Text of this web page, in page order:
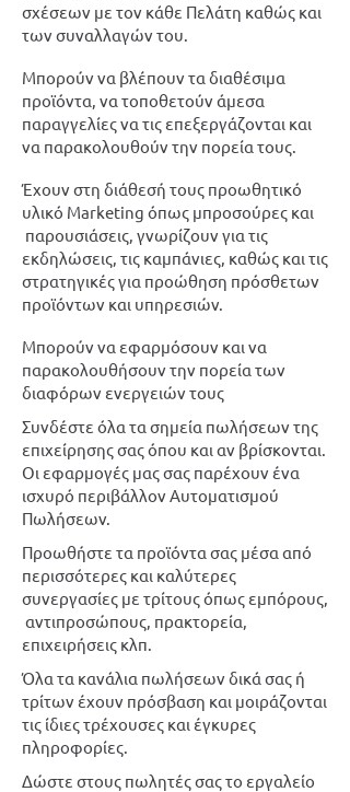
σχέσεων με τον κάθε Πελάτη καθώς και
των συναλλαγών του.
Μπορούν να βλέπουν τα διαθέσιμα
προϊόντα, να τοποθετούν άμεσα
παραγγελίες να τις επεξεργάζονται και
να παρακολουθούν την πορεία τους.
Έχουν στη διάθεσή τους προωθητικό
υλικό Marketing όπως μπροσούρες και
παρουσιάσεις, γνωρίζουν για τις
εκδηλώσεις, τις καμπάνιες, καθώς και τις
στρατηγικές για προώθηση πρόσθετων
προϊόντων και υπηρεσιών.
Μπορούν να εφαρμόσουν και να
παρακολουθήσουν την πορεία των
διαφόρων ενεργειών τους
Συνδέστε όλα τα σημεία πωλήσεων της
επιχείρησης σας όπου και αν βρίσκονται.
Οι εφαρμογές μας σας παρέχουν ένα
ισχυρό περιβάλλον Αυτοματισμού
Πωλήσεων.
Προωθήστε τα προϊόντα σας μέσα από
περισσότερες και καλύτερες
συνεργασίες με τρίτους όπως εμπόρους,
αντιπροσώπους, πρακτορεία,
επιχειρήσεις κλπ.
Όλα τα κανάλια πωλήσεων δικά σας ή
τρίτων έχουν πρόσβαση και μοιράζονται
τις ίδιες τρέχουσες και έγκυρες
πληροφορίες.
Δώστε στους πωλητές σας το εργαλείο